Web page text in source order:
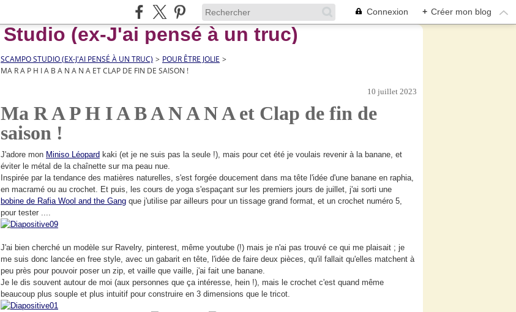
Connexion + Créer mon blog
SCAMPO STUDIO (EX-J'AI PENSÉ À UN TRUC) > POUR ÊTRE JOLIE >
MA R A P H I A B A N A N A ET CLAP DE FIN DE SAISON !
10 juillet 2023
Ma R A P H I A B A N A N A et Clap de fin de
saison !
J'adore mon Miniso Léopard kaki (et je ne suis pas la seule !), mais pour cet été je voulais revenir à la banane, et
éviter le métal de la chaînette sur ma peau nue.
Inspirée par la tendance des matières naturelles, s'est forgée doucement dans ma tête l'idée d'une banane en raphia,
en macramé ou au crochet. Et puis, les cours de yoga s'espaçant sur les premiers jours de juillet, j'ai sorti une
bobine de Rafia Wool and the Gang que j'utilise par ailleurs pour un tissage grand format, et un crochet numéro 5,
pour tester ....
J'ai bien cherché un modèle sur Ravelry, pinterest, même youtube (!) mais je n'ai pas trouvé ce qui me plaisait ; je
me suis donc lancée en free style, avec un gabarit en tête, l'idée de faire deux pièces, qu'il fallait qu'elles matchent à
peu près pour pouvoir poser un zip, et vaille que vaille, j'ai fait une banane.
Je le dis souvent autour de moi (aux personnes que ça intéresse, hein !), mais le crochet c'est quand même
beaucoup plus souple et plus intuitif pour construire en 3 dimensions que le tricot.